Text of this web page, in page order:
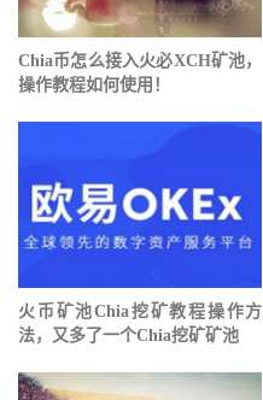
Chia币怎么接入火必XCH矿池，
操作教程如何使用！
⽕币矿池Chia挖矿教程操作方
法，又多了一个Chia挖矿矿池